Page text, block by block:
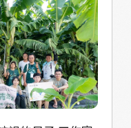
一種學習。腳踏
，或淋著午後雷
證明。也因為這
生活風格，在充
不會輕易抹去，
方法論。
時所逸散著有機
是人與農作物、
力。 魚跡戲
兩年計畫執行的
長累積了足夠的
行30多人到他的